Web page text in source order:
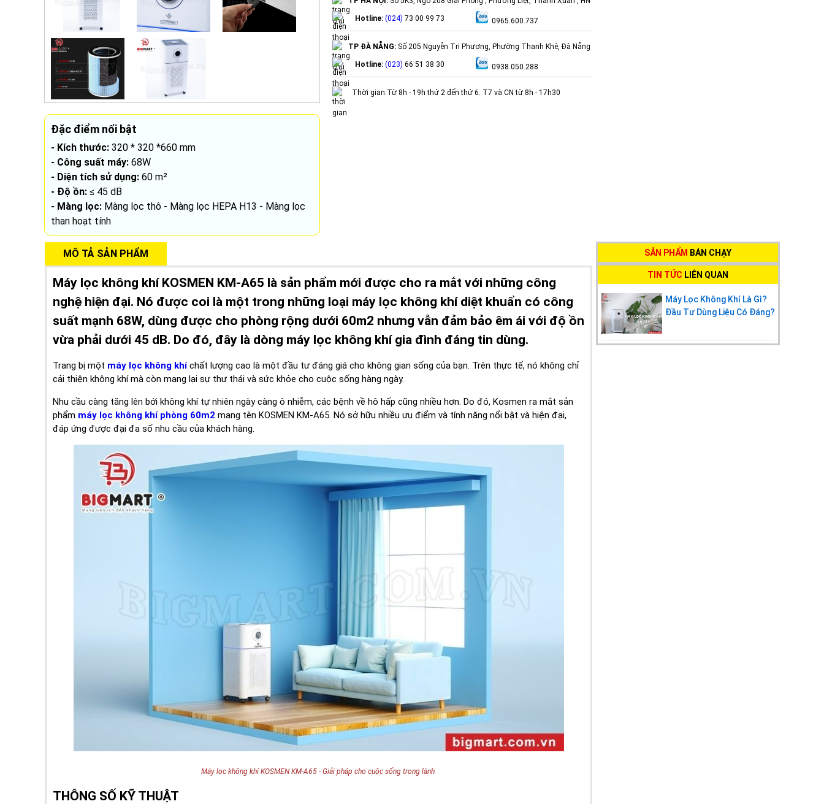
Đặc điểm nổi bật
- Kích thước: 320 * 320 *660 mm
- Công suất máy: 68W
- Diện tích sử dụng: 60 m²
- Độ ồn: ≤ 45 dB
- Màng lọc: Màng lọc thô - Màng lọc HEPA H13 - Màng lọc
than hoạt tính
Hotline: (024) 73 00 99 73 0965.600.737
TP ĐÀ NẴNG: Số 205 Nguyễn Tri Phương, Phường Thanh Khê, Đà Nẵng
Hotline: (023) 66 51 38 30 0938.050.288
Thời gian:Từ 8h - 19h thứ 2 đến thứ 6. T7 và CN từ 8h - 17h30
MÔ TẢ SẢN PHẨM
Máy lọc không khí KOSMEN KM-A65 là sản phẩm mới được cho ra mắt với những công
nghệ hiện đại. Nó được coi là một trong những loại máy lọc không khí diệt khuẩn có công
suất mạnh 68W, dùng được cho phòng rộng dưới 60m2 nhưng vẫn đảm bảo êm ái với độ ồn
vừa phải dưới 45 dB. Do đó, đây là dòng máy lọc không khí gia đình đáng tin dùng.
Trang bị một máy lọc không khíchất lượng cao là một đầu tư đáng giá cho không gian sống của bạn. Trên thực tế, nó không chỉ
cải thiện không khí mà còn mang lại sự thư thái và sức khỏe cho cuộc sống hàng ngày.
Nhu cầu càng tăng lên bới không khí tự nhiên ngày càng ô nhiễm, các bệnh về hô hấp cũng nhiều hơn. Do đó, Kosmen ra mắt sản
phẩm máy lọc không khí phòng 60m2 mang tên KOSMEN KM-A65. Nó sở hữu nhiều ưu điểm và tính năng nổi bật và hiện đại,
đáp ứng được đại đa số nhu cầu của khách hàng.
Máy lọc không khí KOSMEN KM-A65 - Giải pháp cho cuộc sống trong lành
THÔNG SỐ KỸ THUẬT
SẢN PHẨM BÁN CHẠY
TIN TỨC LIÊN QUAN
Máy Lọc Không Khí Là Gì?
Đầu Tư Dùng Liệu Có Đáng?